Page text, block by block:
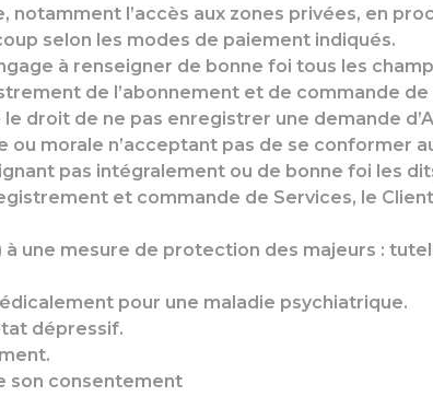
l’accès aux zones privées, en
selon les modes de paiement indiqués.
à renseigner de bonne foi tous les
de l’abonnement et de commande de
le droit de ne pas enregistrer une demande
ou morale n’acceptant pas de se conformer
pas intégralement ou de bonne foi les
et commande de Services, le
une mesure de protection des majeurs :
pour une maladie psychiatrique.
dépressif.
son consentement